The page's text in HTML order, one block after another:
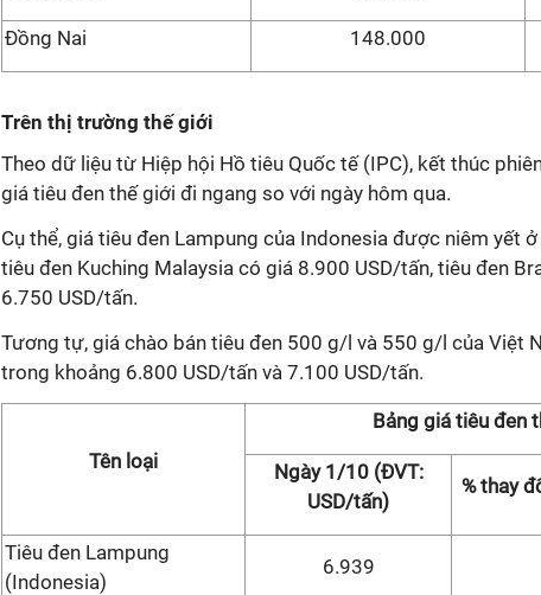
Đồng Nai 148.000
Trên thị trường thế giới
Theo dữ liệu từ Hiệp hội Hồ tiêu Quốc tế (IPC), kết thúc
giá tiêu đen thế giới đi ngang so với ngày hôm qua.
Cụ thể, giá tiêu đen Lampung của Indonesia được niêm yết
tiêu đen Kuching Malaysia có giá 8.900 USD/tấn, tiêu đen
6.750 USD/tấn.
Tương tự, giá chào bán tiêu đen 500 g/l và 550 g/l của Việt
trong khoảng 6.800 USD/tấn và 7.100 USD/tấn.
Tên loại
Bảng giá tiêu đen
Ngày 1/10 (ĐVT:
USD/tấn)
% thay
Tiêu đen Lampung
(Indonesia)
6.939